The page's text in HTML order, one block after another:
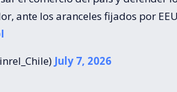
ante los aranceles fijados por
July 7, 2026